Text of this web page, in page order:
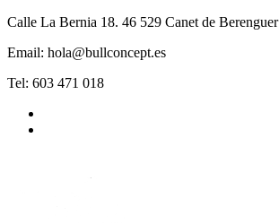
Calle La Bernia 18. 46 529 Canet de Berenguer
Email: hola@bullconcept.es
Tel: 603 471 018